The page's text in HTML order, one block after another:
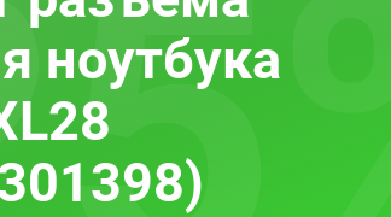
ноутбука